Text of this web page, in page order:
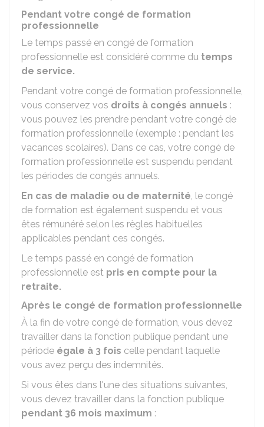
Pendant votre congé de formation
professionnelle
Le temps passé en congé de formation
professionnelle est considéré comme du temps
de service.
Pendant votre congé de formation professionnelle,
vous conservez vos droits à congés annuels :
vous pouvez les prendre pendant votre congé de
formation professionnelle (exemple : pendant les
vacances scolaires). Dans ce cas, votre congé de
formation professionnelle est suspendu pendant
les périodes de congés annuels.
En cas de maladie ou de maternité, le congé
de formation est également suspendu et vous
êtes rémunéré selon les règles habituelles
applicables pendant ces congés.
Le temps passé en congé de formation
professionnelle est pris en compte pour la
retraite.
Après le congé de formation professionnelle
À la fin de votre congé de formation, vous devez
travailler dans la fonction publique pendant une
période égale à 3 fois celle pendant laquelle
vous avez perçu des indemnités.
Si vous êtes dans l'une des situations suivantes,
vous devez travailler dans la fonction publique
pendant 36 mois maximum :